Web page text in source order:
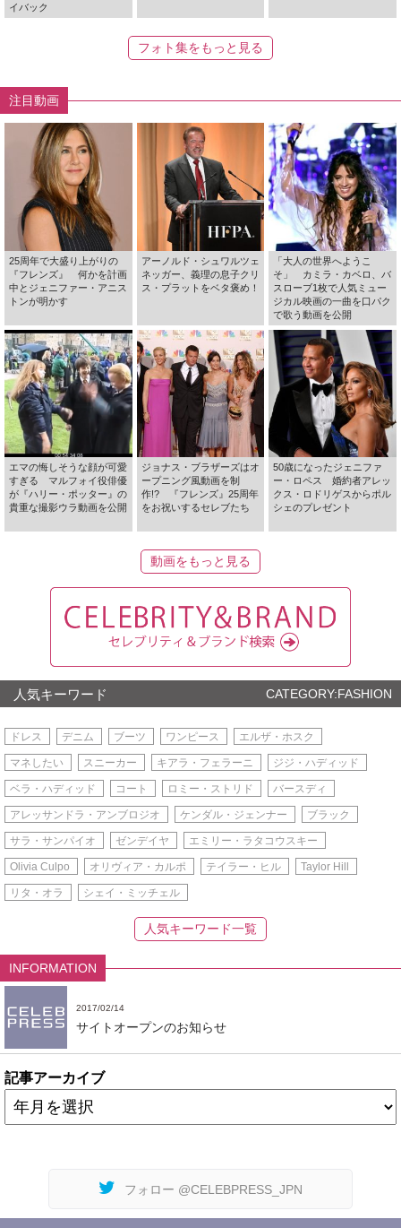
イバック
フォト集をもっと見る
注目動画
25周年で大盛り上がりの
『フレンズ』 何かを計画
中とジェニファー・アニス
トンが明かす
アーノルド・シュワルツェ
ネッガー、義理の息子クリ
ス・プラットをベタ褒め！
「大人の世界へようこ
そ」 カミラ・カベロ、バ
スローブ1枚で人気ミュー
ジカル映画の一曲を口パク
で歌う動画を公開
エマの悔しそうな顔が可愛
すぎる マルフォイ役俳優
が『ハリー・ポッター』の
貴重な撮影ウラ動画を公開
ジョナス・ブラザーズはオ
ープニング風動画を制
作!? 『フレンズ』25周年
をお祝いするセレブたち
50歳になったジェニファ
ー・ロペス 婚約者アレッ
クス・ロドリゲスからポル
シェのプレゼント
動画をもっと見る
人気キーワード CATEGORY:FASHION
ドレス デニム ブーツ ワンピース エルザ・ホスク
マネしたい スニーカー キアラ・フェラーニ ジジ・ハディッド
ベラ・ハディッド コート ロミー・ストリド バースディ
アレッサンドラ・アンブロジオ ケンダル・ジェンナー ブラック
サラ・サンパイオ ゼンデイヤ エミリー・ラタコウスキー
Olivia Culpo オリヴィア・カルポ テイラー・ヒル Taylor Hill
リタ・オラ シェイ・ミッチェル
人気キーワード一覧
INFORMATION
2017/02/14
サイトオープンのお知らせ
記事アーカイブ
フォロー @CELEBPRESS_JPN